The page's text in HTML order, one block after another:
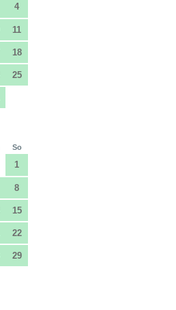
4
11
18
25
So
1
8
15
22
29